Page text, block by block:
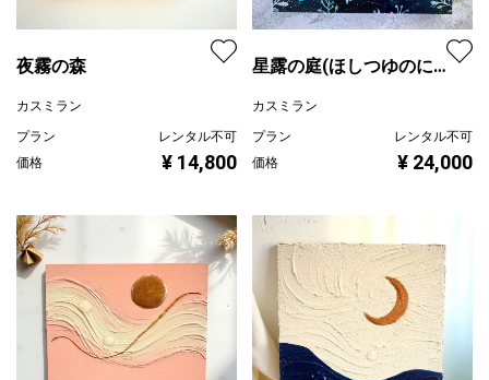
夜霧の森
カスミラン
プラン
レンタル不可
価格
¥ 14,800
星露の庭(ほしつゆのに
カスミラン
プラン
レンタル不可
価格
¥ 24,000